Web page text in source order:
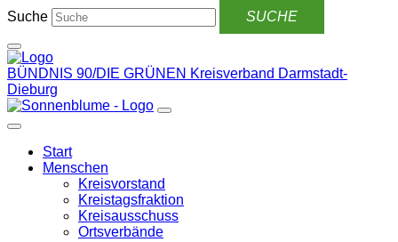
Suche
BÜNDNIS 90/DIE GRÜNEN Kreisverband Darmstadt-
Dieburg
Start
Menschen
Kreisvorstand
Kreistagsfraktion
Kreisausschuss
Ortsverbände